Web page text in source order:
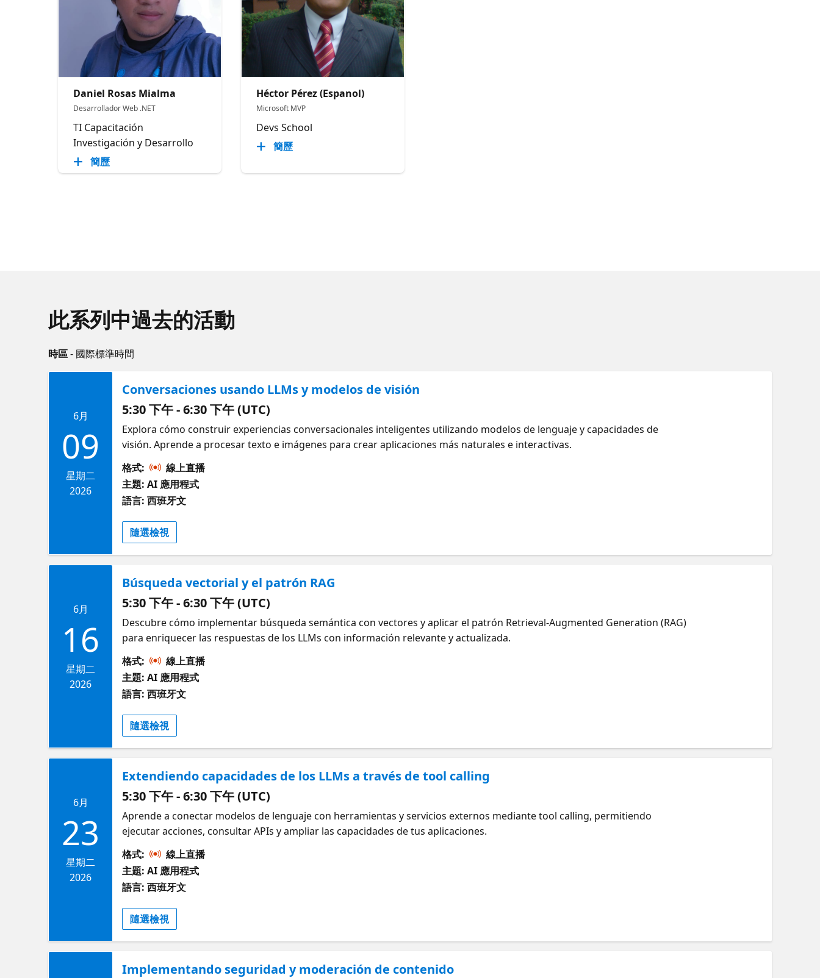
Daniel Rosas Mialma
Desarrollador Web .NET
TI Capacitación
Investigación y Desarrollo
簡歷
Héctor Pérez (Espanol)
Microsoft MVP
Devs School
簡歷
此系列中過去的活動
時區- 國際標準時間
6月
09
星期二
2026
Conversaciones usando LLMs y modelos de visión
5:30 下午 - 6:30 下午 (UTC)
Explora cómo construir experiencias conversacionales inteligentes utilizando modelos de lenguaje y capacidades de
visión. Aprende a procesar texto e imágenes para crear aplicaciones más naturales e interactivas.
格式:
線上直播
主題: AI 應用程式
語言: 西班牙文
隨選檢視
6月
16
星期二
2026
Búsqueda vectorial y el patrón RAG
5:30 下午 - 6:30 下午 (UTC)
Descubre cómo implementar búsqueda semántica con vectores y aplicar el patrón Retrieval-Augmented Generation (RAG)
para enriquecer las respuestas de los LLMs con información relevante y actualizada.
格式:
線上直播
主題: AI 應用程式
語言: 西班牙文
隨選檢視
6月
23
星期二
2026
Extendiendo capacidades de los LLMs a través de tool calling
5:30 下午 - 6:30 下午 (UTC)
Aprende a conectar modelos de lenguaje con herramientas y servicios externos mediante tool calling, permitiendo
ejecutar acciones, consultar APIs y ampliar las capacidades de tus aplicaciones.
格式:
線上直播
主題: AI 應用程式
語言: 西班牙文
隨選檢視
Implementando seguridad y moderación de contenido